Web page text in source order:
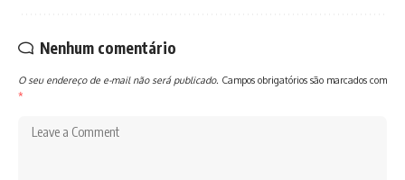
Nenhum comentário
O seu endereço de e-mail não será publicado. Campos obrigatórios são marcados com
*